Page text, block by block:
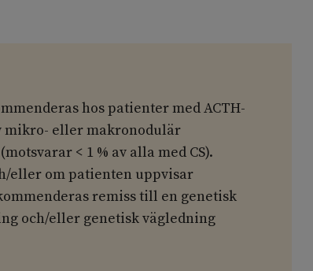
hos patienter med ACTH-
mikro- eller makronodulär
< 1 % av alla med CS).
eller om patienten uppvisar
remiss till en genetisk
och/eller genetisk vägledning